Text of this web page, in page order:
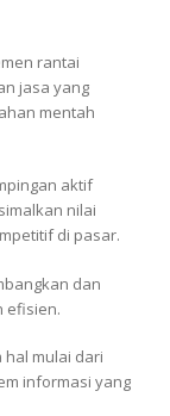
rantai
jasa yang
mentah
aktif
nilai
di pasar.
dan
efisien.
hal mulai dari
informasi yang